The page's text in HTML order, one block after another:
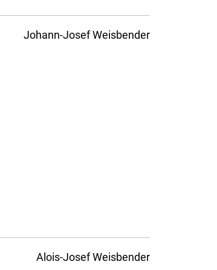
Johann-Josef Weisbender
Alois-Josef Weisbender